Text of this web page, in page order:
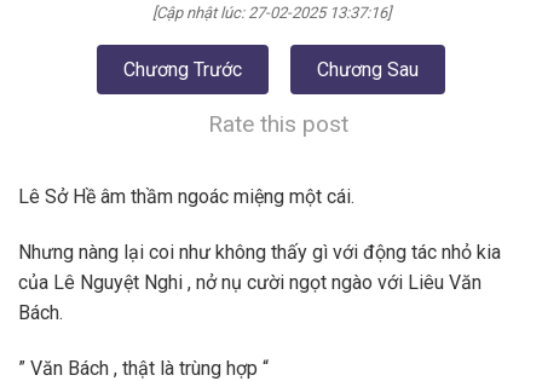
[Cập nhật lúc: 27-02-2025 13:37:16]
Chương Trước Chương Sau
Rate this post
Lê Sở Hề âm thầm ngoác miệng một cái.
Nhưng nàng lại coi như không thấy gì với động tác nhỏ kia
của Lê Nguyệt Nghi , nở nụ cười ngọt ngào với Liêu Văn
Bách.
” Văn Bách , thật là trùng hợp “